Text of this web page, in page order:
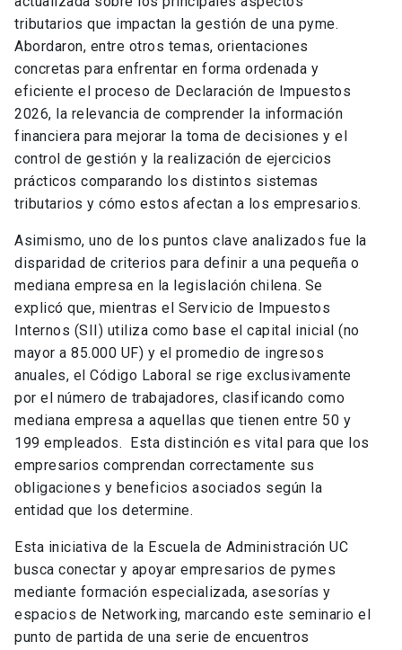
tributarios que impactan la gestión de una pyme.
Abordaron, entre otros temas, orientaciones
concretas para enfrentar en forma ordenada y
eficiente el proceso de Declaración de Impuestos
2026, la relevancia de comprender la información
financiera para mejorar la toma de decisiones y el
control de gestión y la realización de ejercicios
prácticos comparando los distintos sistemas
tributarios y cómo estos afectan a los empresarios.
Asimismo, uno de los puntos clave analizados fue la
disparidad de criterios para definir a una pequeña o
mediana empresa en la legislación chilena. Se
explicó que, mientras el Servicio de Impuestos
Internos (SII) utiliza como base el capital inicial (no
mayor a 85.000 UF) y el promedio de ingresos
anuales, el Código Laboral se rige exclusivamente
por el número de trabajadores, clasificando como
mediana empresa a aquellas que tienen entre 50 y
199 empleados. Esta distinción es vital para que los
empresarios comprendan correctamente sus
obligaciones y beneficios asociados según la
entidad que los determine.
Esta iniciativa de la Escuela de Administración UC
busca conectar y apoyar empresarios de pymes
mediante formación especializada, asesorías y
espacios de Networking, marcando este seminario el
punto de partida de una serie de encuentros